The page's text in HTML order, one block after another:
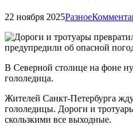
22 ноября 2025Разное
В Северной столице на фоне
гололедица.
Жителей Санкт-Петербурга
гололедицы. Дороги и
скользкими все выходные.